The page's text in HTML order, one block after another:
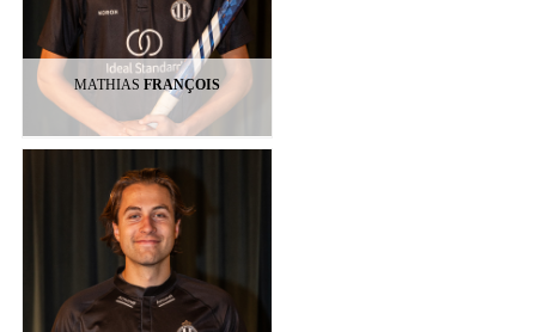
MATHIAS FRANÇOIS
NOÉ
JOUIN
Attaquant
19